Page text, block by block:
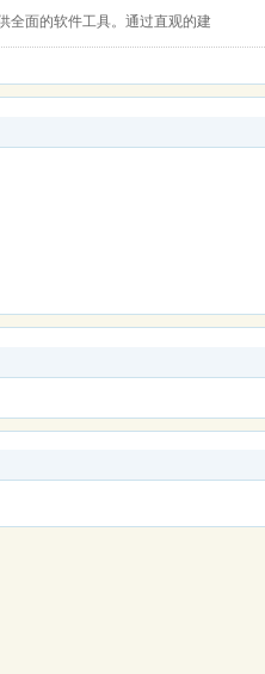
全面的软件工具。通过直观的建